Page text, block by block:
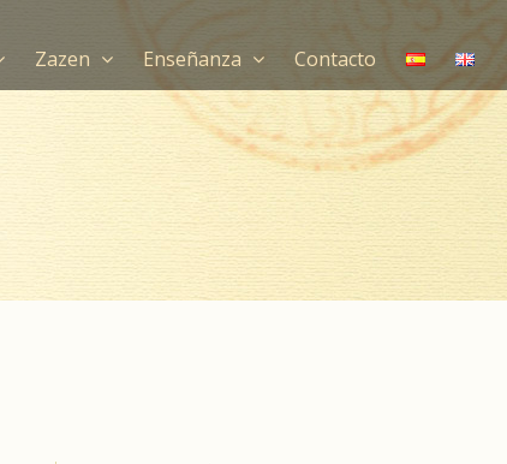
Zazen Enseñanza Contacto